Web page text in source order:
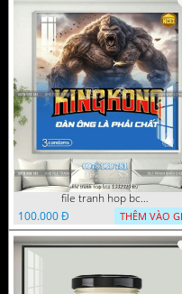
file tranh hop bcs
100.000 Đ
THÊM VÀO